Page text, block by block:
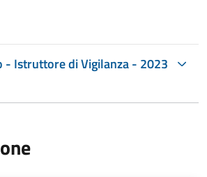
- Istruttore di Vigilanza - 2023